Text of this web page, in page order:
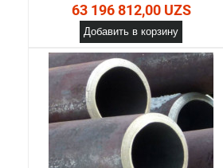
63 196 812,00 UZS
Добавить в корзину